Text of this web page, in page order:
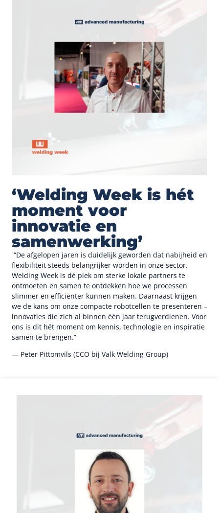
‘Welding Week is hét
moment voor
innovatie en
samenwerking’
“De afgelopen jaren is duidelijk geworden dat nabijheid en
flexibiliteit steeds belangrijker worden in onze sector.
Welding Week is dé plek om sterke lokale partners te
ontmoeten en samen te ontdekken hoe we processen
slimmer en efficiënter kunnen maken. Daarnaast krijgen
we de kans om onze compacte robotcellen te presenteren –
innovaties die zich al binnen één jaar terugverdienen. Voor
ons is dit hét moment om kennis, technologie en inspiratie
samen te brengen.”
— Peter Pittomvils (CCO bij Valk Welding Group)